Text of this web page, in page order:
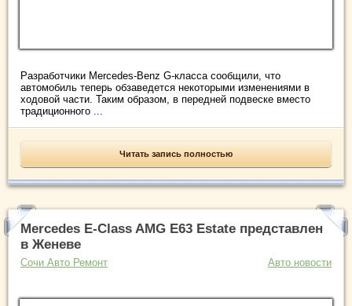
Разработчики Mercedes-Benz G-класса сообщили, что
автомобиль теперь обзаведется некоторыми изменениями в
ходовой части. Таким образом, в передней подвеске вместо
традиционного ...
Читать запись полностью
Mercedes E-Class AMG E63 Estate представлен
в Женеве
Сочи Авто Ремонт Авто новости